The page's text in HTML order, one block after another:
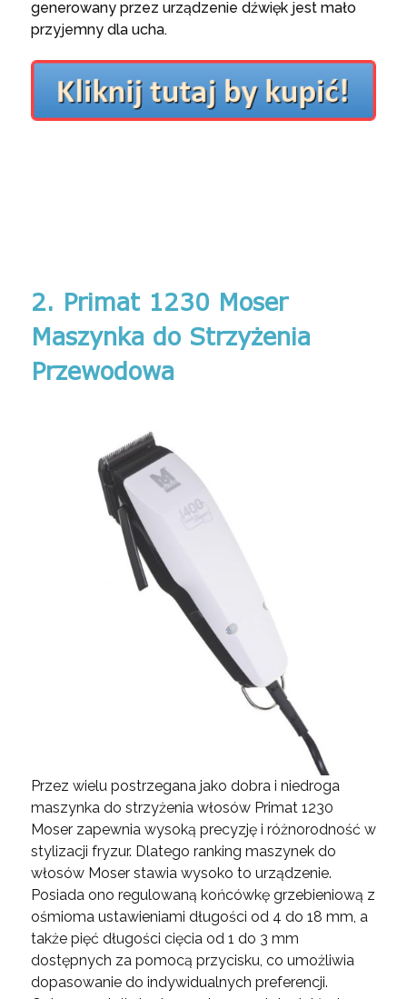
generowany przez urządzenie dźwięk jest mało
przyjemny dla ucha.
2. Primat 1230 Moser
Maszynka do Strzyżenia
Przewodowa
Przez wielu postrzegana jako dobra i niedroga
maszynka do strzyżenia włosów Primat 1230
Moser zapewnia wysoką precyzję i różnorodność w
stylizacji fryzur. Dlatego ranking maszynek do
włosów Moser stawia wysoko to urządzenie.
Posiada ono regulowaną końcówkę grzebieniową z
ośmioma ustawieniami długości od 4 do 18 mm, a
także pięć długości cięcia od 1 do 3 mm
dostępnych za pomocą przycisku, co umożliwia
dopasowanie do indywidualnych preferencji.